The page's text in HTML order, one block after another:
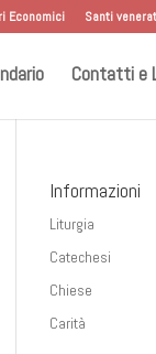
Economici Santi
Contatti e
Informazioni
Liturgia
Catechesi
Chiese
Carità